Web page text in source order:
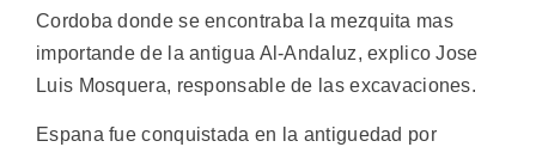
Cordoba donde se encontraba la mezquita mas
importande de la antigua Al-Andaluz, explico Jose
Luis Mosquera, responsable de las excavaciones.
Espana fue conquistada en la antiguedad por